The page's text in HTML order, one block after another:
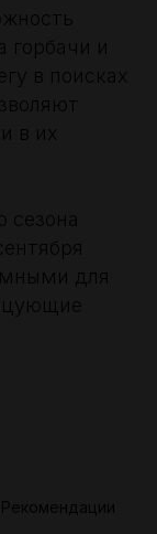
горбачи и
в поисках
в их
сезона
для
Рекомендации